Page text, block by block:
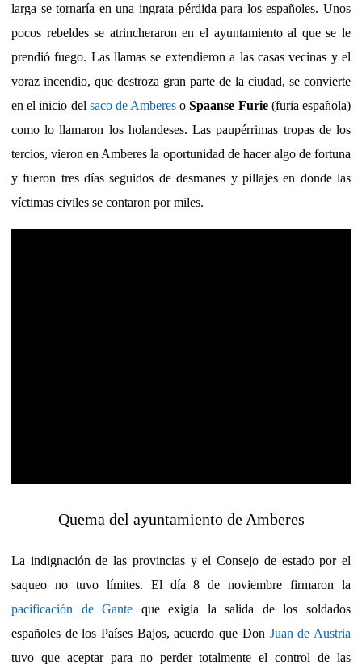
larga se tornaría en una ingrata pérdida para los españoles. Unos
pocos rebeldes se atrincheraron en el ayuntamiento al que se le
prendió fuego. Las llamas se extendieron a las casas vecinas y el
voraz incendio, que destroza gran parte de la ciudad, se convierte
en el inicio del saco de Amberes oSpaanse Furie(furia española)
como lo llamaron los holandeses. Las paupérrimas tropas de los
tercios, vieron en Amberes la oportunidad de hacer algo de fortuna
y fueron tres días seguidos de desmanes y pillajes en donde las
víctimas civiles se contaron por miles.
Quema del ayuntamiento de Amberes
La indignación de las provincias y el Consejo de estado por el
saqueo no tuvo límites. El día 8 de noviembre firmaron la
pacificación de Gante que exigía la salida de los soldados
españoles de los Países Bajos, acuerdo que Don Juan de Austria
tuvo que aceptar para no perder totalmente el control de las